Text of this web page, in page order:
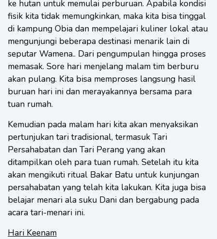
ke hutan untuk memulai perburuan. Apabila kondisi
fisik kita tidak memungkinkan, maka kita bisa tinggal
di kampung Obia dan mempelajari kuliner lokal atau
mengunjungi beberapa destinasi menarik lain di
seputar Wamena.. Dari pengumpulan hingga proses
memasak. Sore hari menjelang malam tim berburu
akan pulang. Kita bisa memproses langsung hasil
buruan hari ini dan merayakannya bersama para
tuan rumah.
Kemudian pada malam hari kita akan menyaksikan
pertunjukan tari tradisional, termasuk Tari
Persahabatan dan Tari Perang yang akan
ditampilkan oleh para tuan rumah. Setelah itu kita
akan mengikuti ritual Bakar Batu untuk kunjungan
persahabatan yang telah kita lakukan. Kita juga bisa
belajar menari ala suku Dani dan bergabung pada
acara tari-menari ini.
Hari Keenam